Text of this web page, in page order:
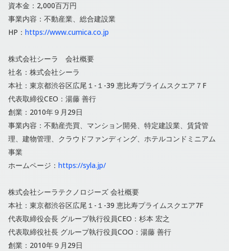
資本金：2,000百万円
事業内容：不動産業、総合建設業
HP： https://www.cumica.co.jp
株式会社シーラ 会社概要
社名：株式会社シーラ
本社：東京都渋⾕区広尾１-１-39 恵⽐寿プライムスクエア７F
代表取締役CEO：湯藤 善⾏
創業：2010年９月29日
事業内容：不動産売買、マンション開発、特定建設業、賃貸管
理、建物管理、クラウドファンディング、ホテルコンドミニアム
事業
ホームページ： https://syla.jp/
株式会社シーラテクノロジーズ 会社概要
本社：東京都渋⾕区広尾１-１-39 恵⽐寿プライムスクエア7F
代表取締役会⻑ グループ執⾏役員CEO：杉本 宏之
代表取締役社⻑ グループ執⾏役員COO：湯藤 善⾏
創業：2010年９⽉29⽇